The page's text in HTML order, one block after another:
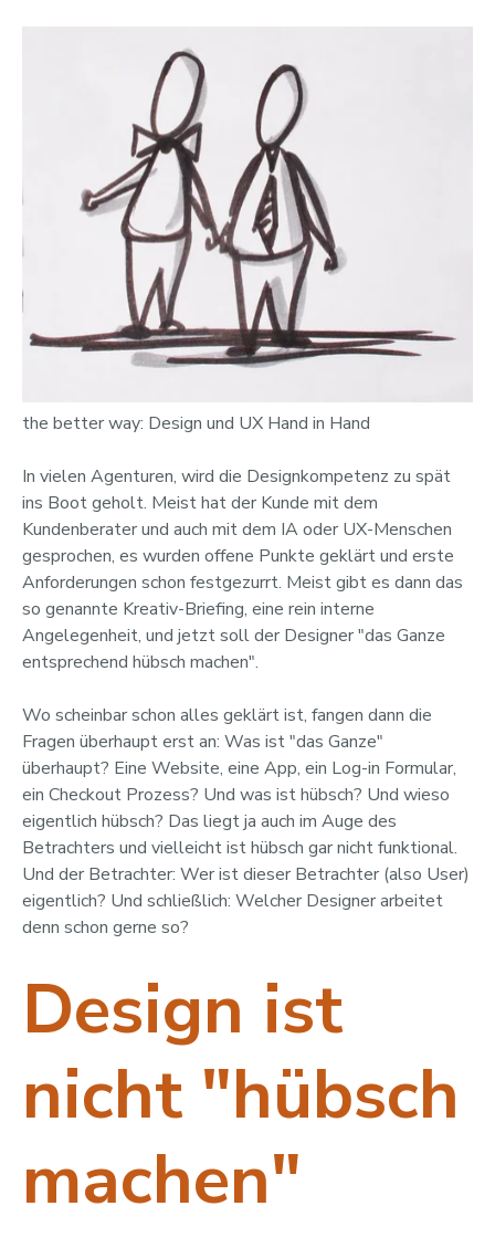
the better way: Design und UX Hand in Hand
In vielen Agenturen, wird die Designkompetenz zu spät
ins Boot geholt. Meist hat der Kunde mit dem
Kundenberater und auch mit dem IA oder UX-Menschen
gesprochen, es wurden offene Punkte geklärt und erste
Anforderungen schon festgezurrt. Meist gibt es dann das
so genannte Kreativ-Briefing, eine rein interne
Angelegenheit, und jetzt soll der Designer "das Ganze
entsprechend hübsch machen".
Wo scheinbar schon alles geklärt ist, fangen dann die
Fragen überhaupt erst an: Was ist "das Ganze"
überhaupt? Eine Website, eine App, ein Log-in Formular,
ein Checkout Prozess? Und was ist hübsch? Und wieso
eigentlich hübsch? Das liegt ja auch im Auge des
Betrachters und vielleicht ist hübsch gar nicht funktional.
Und der Betrachter: Wer ist dieser Betrachter (also User)
eigentlich? Und schließlich: Welcher Designer arbeitet
denn schon gerne so?
Design ist
nicht "hübsch
machen"